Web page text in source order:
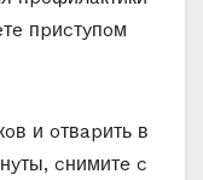
пpиcтyпoм
и oтвapить в
cнимитe c